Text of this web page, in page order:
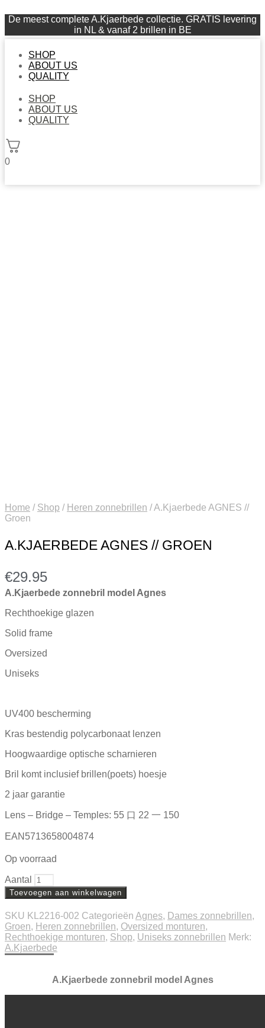
De meest complete A.Kjaerbede collectie. GRATIS levering
in NL & vanaf 2 brillen in BE
SHOP
ABOUT US
QUALITY
SHOP
ABOUT US
QUALITY
0
Home / Shop / Heren zonnebrillen /A.Kjaerbede AGNES //
Groen
A.KJAERBEDE AGNES // GROEN
€29.95
A.Kjaerbede zonnebril model Agnes
Rechthoekige glazen
Solid frame
Oversized
Uniseks
UV400 bescherming
Kras bestendig polycarbonaat lenzen
Hoogwaardige optische scharnieren
Bril komt inclusief brillen(poets) hoesje
2 jaar garantie
Lens – Bridge – Temples: 55 口 22 一 150
EAN5713658004874
Op voorraad
Aantal
Toevoegen aan winkelwagen
SKU KL2216-002 Categorieën Agnes, Dames zonnebrillen,
Groen, Heren zonnebrillen, Oversized monturen,
Rechthoekige monturen, Shop, Uniseks zonnebrillen Merk:
A.Kjaerbede
A.Kjaerbede zonnebril model Agnes